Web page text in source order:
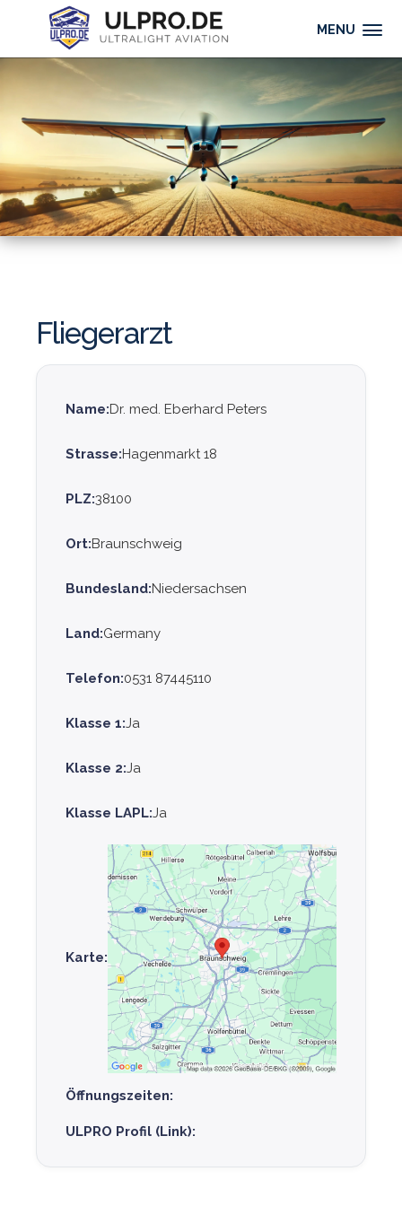
MENU
Fliegerarzt
Name:Dr. med. Eberhard Peters
Strasse:Hagenmarkt 18
PLZ:38100
Ort:Braunschweig
Bundesland:Niedersachsen
Land:Germany
Telefon:0531 87445110
Klasse 1:Ja
Klasse 2:Ja
Klasse LAPL:Ja
Karte:
Öffnungszeiten:
ULPRO Profil (Link):